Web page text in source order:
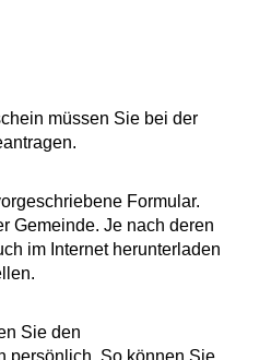
müssen Sie bei der
Formular.
Gemeinde. Je nach deren
im Internet herunterladen
Sie den
persönlich. So können Sie